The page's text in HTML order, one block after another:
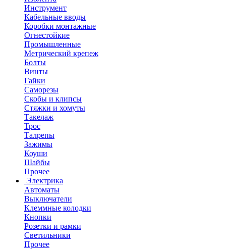
Инструмент
Кабельные вводы
Коробки монтажные
Огнестойкие
Промышленные
Метрический крепеж
Болты
Винты
Гайки
Саморезы
Скобы и клипсы
Стяжки и хомуты
Такелаж
Трос
Талрепы
Зажимы
Коуши
Шайбы
Прочее
Электрика
Автоматы
Выключатели
Клеммные колодки
Кнопки
Розетки и рамки
Светильники
Прочее